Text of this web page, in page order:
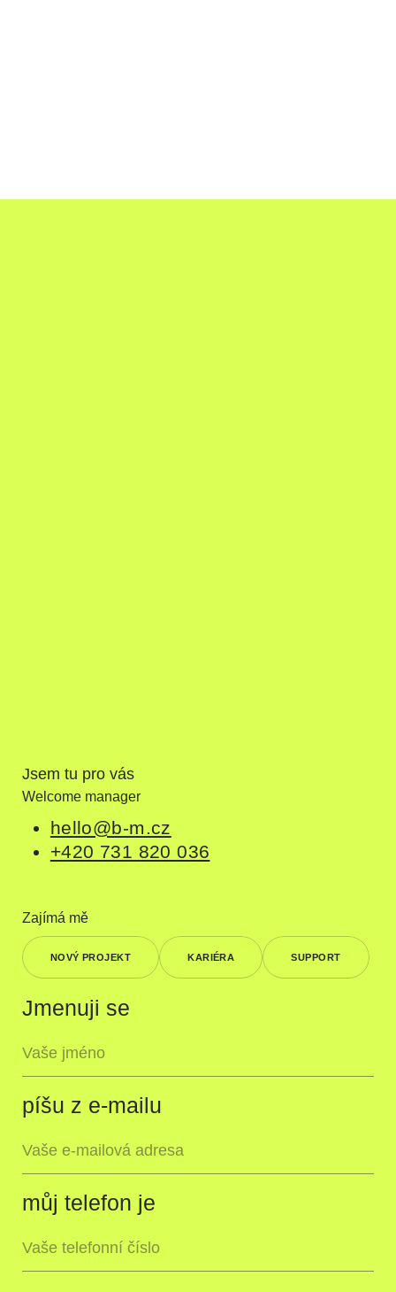
Jsem tu pro vás
Welcome manager
hello@b-m.cz
+420 731 820 036
Zajímá mě
NOVÝ PROJEKT KARIÉRA SUPPORT
Jmenuji se
píšu z e-mailu
můj telefon je